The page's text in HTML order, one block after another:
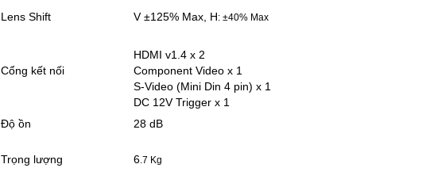
Lens Shift V ±125% Max, H: ±40% Max
Cổng kết nối
HDMI v1.4 x 2
Component Video x 1
S-Video (Mini Din 4 pin) x 1
DC 12V Trigger x 1
Độ ồn
28 dB
Trọng lượng 6.7 Kg